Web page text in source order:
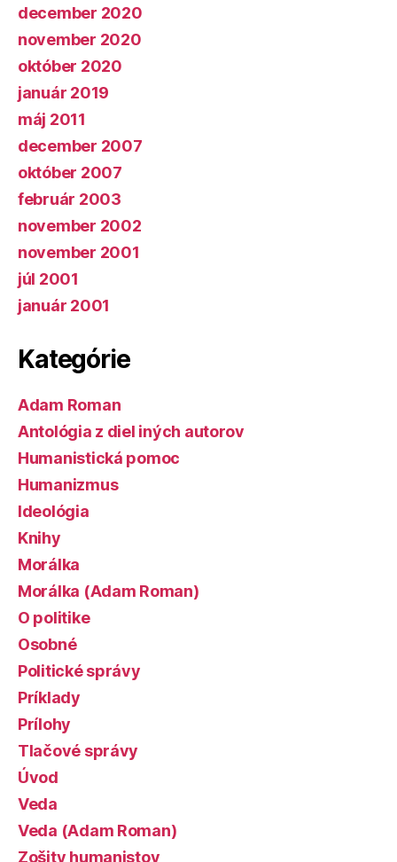
december 2020
november 2020
október 2020
január 2019
máj 2011
december 2007
október 2007
február 2003
november 2002
november 2001
júl 2001
január 2001
Kategórie
Adam Roman
Antológia z diel iných autorov
Humanistická pomoc
Humanizmus
Ideológia
Knihy
Morálka
Morálka (Adam Roman)
O politike
Osobné
Politické správy
Príklady
Prílohy
Tlačové správy
Úvod
Veda
Veda (Adam Roman)
Zošity humanistov